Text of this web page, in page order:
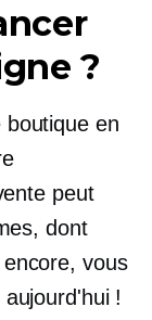
?
en
peut
dont
vous
!